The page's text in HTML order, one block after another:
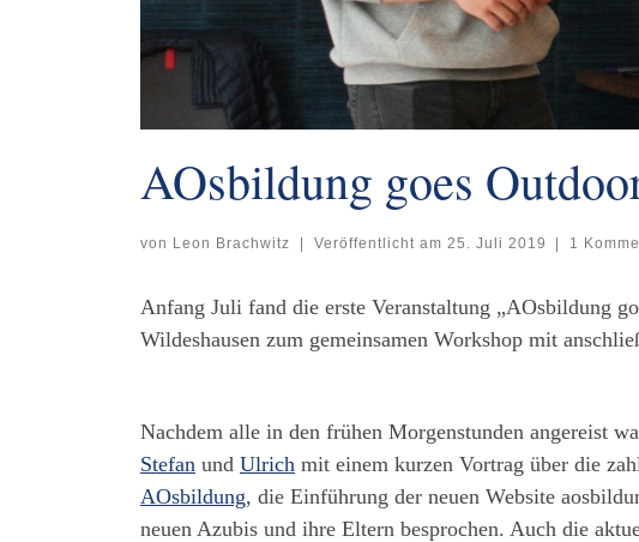
AOsbildung goes
von Leon Brachwitz Veröffentlicht am 25. Juli 2019 1
Anfang Juli fand die erste Veranstaltung „AOsbildung
Wildeshausen zum gemeinsamen Workshop mit
Nachdem alle in den frühen Morgenstunden angereist
Stefan und Ulrich mit einem kurzen Vortrag über die
AOsbildung, die Einführung der neuen Website
neuen Azubis und ihre Eltern besprochen. Auch die